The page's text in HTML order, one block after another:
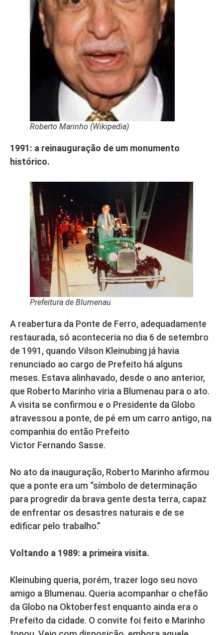
Roberto Marinho (Wikipedia)
1991: a reinauguração de um monumento
histórico.
Prefeitura de Blumenau
A reabertura da Ponte de Ferro, adequadamente
restaurada, só aconteceria no dia 6 de setembro
de 1991, quando Vilson Kleinubing já havia
renunciado ao cargo de Prefeito há alguns
meses. Estava alinhavado, desde o ano anterior,
que Roberto Marinho viria a Blumenau para o ato.
A visita se confirmou e o Presidente da Globo
atravessou a ponte, de pé em um carro antigo, na
companhia do então Prefeito
Victor Fernando Sasse.
No ato da inauguração, Roberto Marinho afirmou
que a ponte era um “símbolo de determinação
para progredir da brava gente desta terra, capaz
de enfrentar os desastres naturais e de se
edificar pelo trabalho.”
Voltando a 1989: a primeira visita.
Kleinubing queria, porém, trazer logo seu novo
amigo a Blumenau. Queria acompanhar o chefão
da Globo na Oktoberfest enquanto ainda era o
Prefeito da cidade. O convite foi feito e Marinho